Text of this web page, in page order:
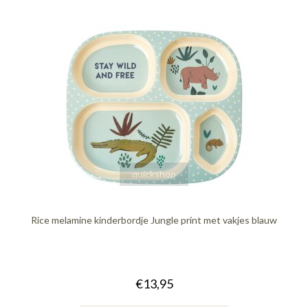
quickshop
Rice melamine kinderbordje Jungle print met vakjes blauw
€13,95